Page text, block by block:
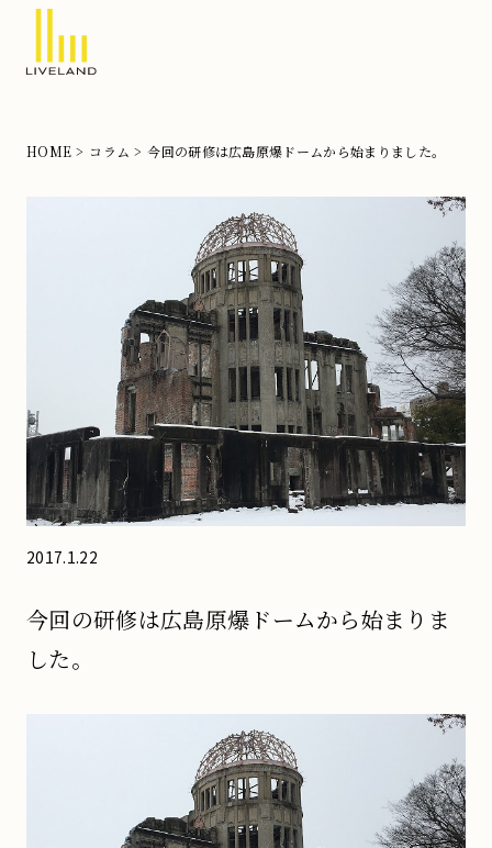
の
ラ
ン
ド
HOME コラム 今回の研修は広島原爆ドームから始まりました。
2017.1.22
今回の研修は広島原爆ドームから始まりま
した。